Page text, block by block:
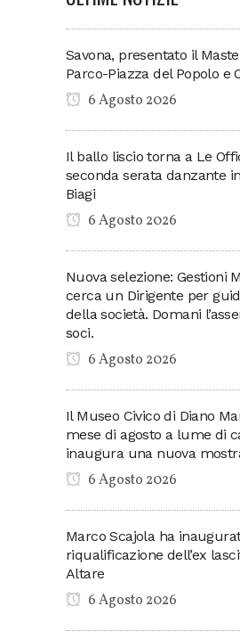
Savona, presentato il
Parco-Piazza del Popolo e
6 Agosto 2026
Il ballo liscio torna a Le
seconda serata danzante
Biagi
6 Agosto 2026
Nuova selezione: Gestioni
cerca un Dirigente per
della società. Domani
soci.
6 Agosto 2026
Il Museo Civico di Diano
mese di agosto a lume di
inaugura una nuova
6 Agosto 2026
Marco Scajola ha
riqualificazione dell’ex
Altare
6 Agosto 2026